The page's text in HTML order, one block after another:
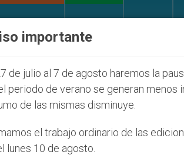
que afecta a cristianos (y no
del
importante
de julio al 7 de agosto haremos la
periodo de verano se generan menos
de las mismas disminuye.
el trabajo ordinario de las
lunes 10 de agosto.